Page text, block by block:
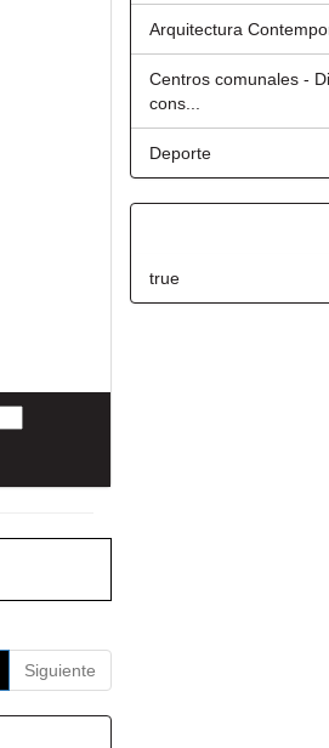
Siguiente
Arquitectura
Centros comunales -
cons...
Deporte
true